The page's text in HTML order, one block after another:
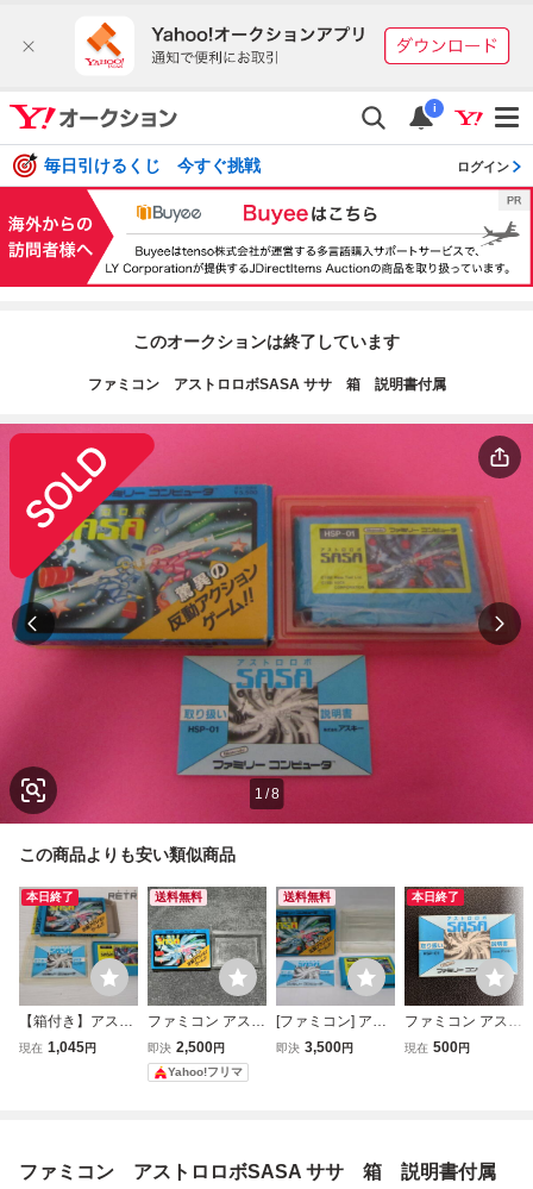
i
毎日引けるくじ 今すぐ挑戦 ログイン
このオークションは終了しています
ファミコン アストロロボSASA ササ 箱 説明書付属
1 /8
この商品よりも安い類似商品
本日終了
【箱付き】アスト
ロロボ・ササ ファ
現在 1,045円
送料無料
ファミコン アスト
ロロボSASA 箱の
み
即決 2,500円
Yahoo!フリマ
送料無料
[ファミコン] アス
トロロボSASA
即決 3,500円
本日終了
ファミコン アスト
ロロボ SASA 取扱
現在 500円
ファミコン アストロロボSASA ササ 箱 説明書付属